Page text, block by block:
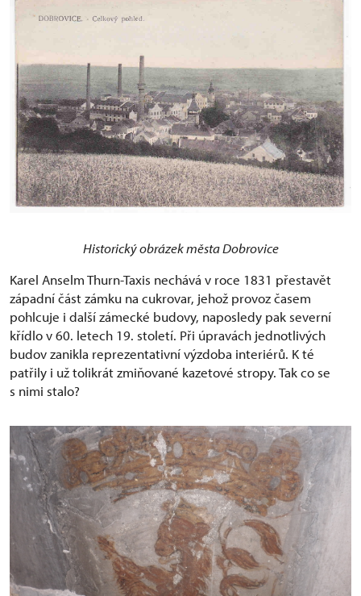
Historický obrázek města Dobrovice
Karel Anselm Thurn-Taxis nechává v roce 1831 přestavět
západní část zámku na cukrovar, jehož provoz časem
pohlcuje i další zámecké budovy, naposledy pak severní
křídlo v 60. letech 19. století. Při úpravách jednotlivých
budov zanikla reprezentativní výzdoba interiérů. K té
patřily i už tolikrát zmiňované kazetové stropy. Tak co se
s nimi stalo?